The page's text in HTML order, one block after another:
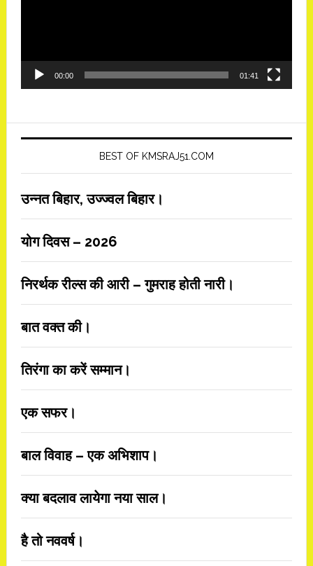
00:00 01:41
BEST OF KMSRAJ51.COM
उन्नत बिहार, उज्ज्वल बिहार।
योग दिवस – 2026
निरर्थक रील्स की आरी – गुमराह होती नारी।
बात वक्त की।
तिरंगा का करें सम्मान।
एक सफर।
बाल विवाह – एक अभिशाप।
क्या बदलाव लायेगा नया साल।
है तो नववर्ष।